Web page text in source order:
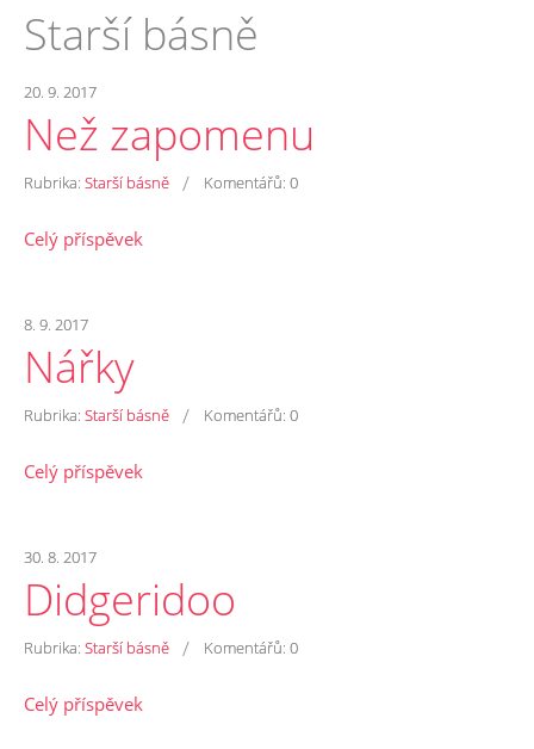
Starší básně
20. 9. 2017
Než zapomenu
Rubrika: Starší básně / Komentářů: 0
Celý příspěvek
8. 9. 2017
Nářky
Rubrika: Starší básně / Komentářů: 0
Celý příspěvek
30. 8. 2017
Didgeridoo
Rubrika: Starší básně / Komentářů: 0
Celý příspěvek